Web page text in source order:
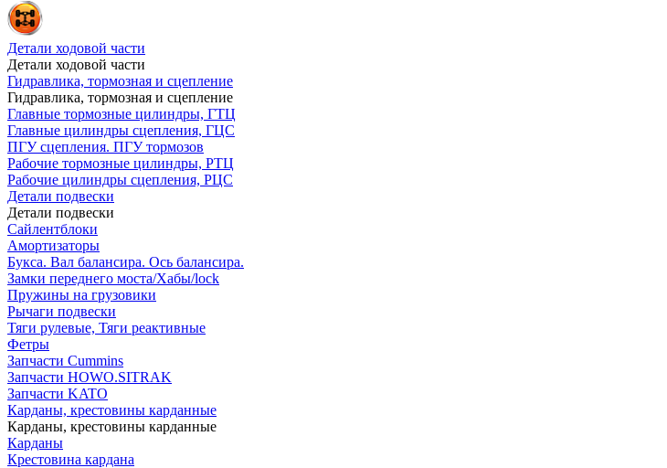
Детали ходовой части
Детали ходовой части
Гидравлика, тормозная и сцепление
Гидравлика, тормозная и сцепление
Главные тормозные цилиндры, ГТЦ
Главные цилиндры сцепления, ГЦС
ПГУ сцепления. ПГУ тормозов
Рабочие тормозные цилиндры, РТЦ
Рабочие цилиндры сцепления, РЦС
Детали подвески
Детали подвески
Cайлентблоки
Амортизаторы
Букса. Вал балансира. Ось балансира.
Замки переднего моста/Хабы/lock
Пружины на грузовики
Рычаги подвески
Тяги рулевые, Тяги реактивные
Фетры
Запчасти Cummins
Запчасти HOWO.SITRAK
Запчасти KATO
Карданы, крестовины карданные
Карданы, крестовины карданные
Карданы
Крестовина кардана